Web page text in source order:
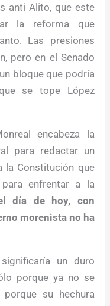
anti Alito, que este
la reforma que
Las presiones
pero en el Senado
bloque que podría
se tope López
encabeza la
para redactar un
la Constitución que
enfrentar a la
día de hoy, con
morenista no ha
un duro
porque ya no se
su hechura